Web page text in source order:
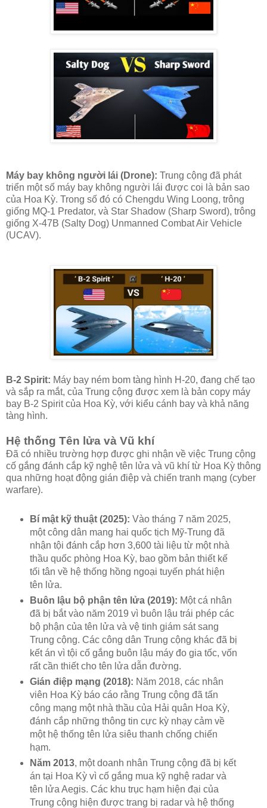
Máy bay không người lái (Drone): Trung cộng đã phát
triển một số máy bay không người lái được coi là bản sao
của Hoa Kỳ. Trong số đó có Chengdu Wing Loong, trông
giống MQ-1 Predator, và Star Shadow (Sharp Sword), trông
giống X-47B (Salty Dog) Unmanned Combat Air Vehicle
(UCAV).
B-2 Spirit: Máy bay ném bom tàng hình H-20, đang chế tạo
và sắp ra mắt, của Trung cộng được xem là bản copy máy
bay B-2 Spirit của Hoa Kỳ, với kiểu cánh bay và khả năng
tàng hình.
Hệ thống Tên lửa và Vũ khí
Đã có nhiều trường hợp được ghi nhận về việc Trung cộng
cố gắng đánh cắp kỹ nghệ tên lửa và vũ khí từ Hoa Kỳ thông
qua những hoạt động gián điệp và chiến tranh mạng (cyber
warfare).
Bí mật kỹ thuật (2025): Vào tháng 7 năm 2025,
một công dân mang hai quốc tịch Mỹ-Trung đã
nhận tội đánh cắp hơn 3,600 tài liệu từ một nhà
thầu quốc phòng Hoa Kỳ, bao gồm bản thiết kế
tối tân về hệ thống hồng ngoại tuyến phát hiện
tên lửa.
Buôn lậu bộ phận tên lửa (2019): Một cá nhân
đã bị bắt vào năm 2019 vì buôn lậu trái phép các
bộ phận của tên lửa và vệ tinh giám sát sang
Trung cộng. Các công dân Trung cộng khác đã bị
kết án vì tội cố gắng buôn lậu máy đo gia tốc, vốn
rất cần thiết cho tên lửa dẫn đường.
Gián điệp mạng (2018): Năm 2018, các nhân
viên Hoa Kỳ báo cáo rằng Trung cộng đã tấn
công mạng một nhà thầu của Hải quân Hoa Kỳ,
đánh cắp những thông tin cực kỳ nhạy cảm về
một hệ thống tên lửa siêu thanh chống chiến
hạm.
Năm 2013, một doanh nhân Trung cộng đã bị kết
án tại Hoa Kỳ vì cố gắng mua kỹ nghệ radar và
tên lửa Aegis. Các khu trục hạm hiện đại của
Trung cộng hiện được trang bị radar và hệ thống